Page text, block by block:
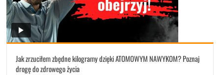
Jak zrzuciłem zbędne kilogramy dzięki ATOMOWYM NAWYKOM? Poznaj
drogę do zdrowego życia